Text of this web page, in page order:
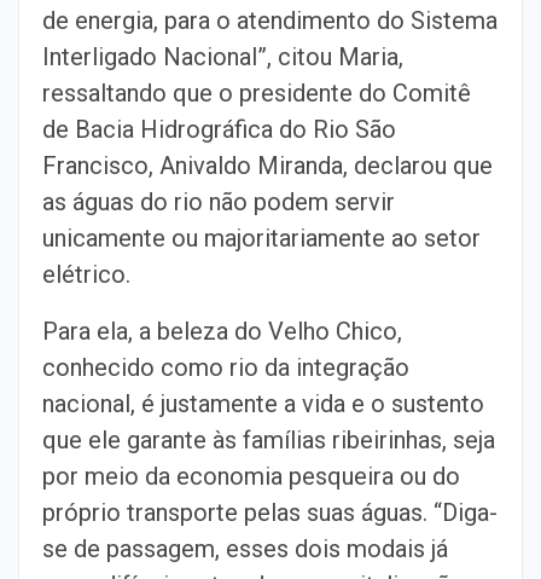
de energia, para o atendimento do Sistema
Interligado Nacional”, citou Maria,
ressaltando que o presidente do Comitê
de Bacia Hidrográfica do Rio São
Francisco, Anivaldo Miranda, declarou que
as águas do rio não podem servir
unicamente ou majoritariamente ao setor
elétrico.
Para ela, a beleza do Velho Chico,
conhecido como rio da integração
nacional, é justamente a vida e o sustento
que ele garante às famílias ribeirinhas, seja
por meio da economia pesqueira ou do
próprio transporte pelas suas águas. “Diga-
se de passagem, esses dois modais já